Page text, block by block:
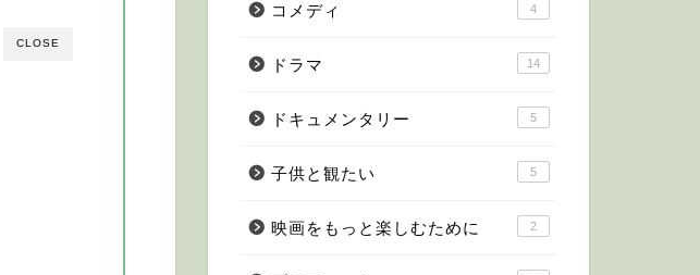
CLOSE
コメディ 4
ドラマ 14
ドキュメンタリー 5
子供と観たい 5
映画をもっと楽しむために 2